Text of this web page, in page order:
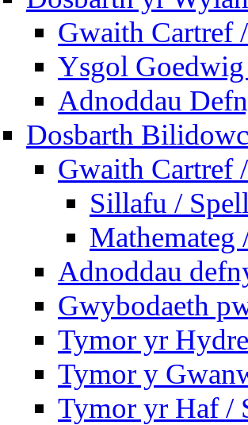
Gwaith Cartref
Ysgol
Adnoddau
Dosbarth
Gwaith Cartref
Sillafu /
Mathemateg
Adnoddau
Gwybodaeth
Tymor yr
Tymor y
Tymor yr Haf /